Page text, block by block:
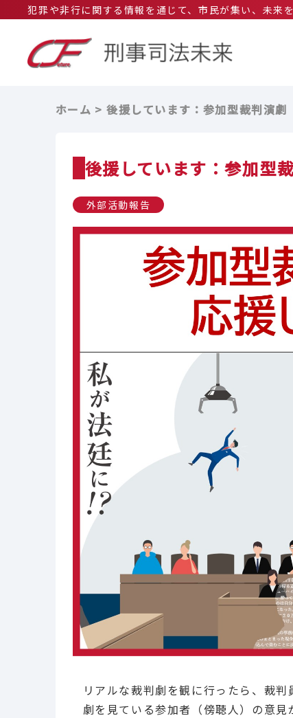
犯罪や非行に関する情報を通じて、市民が集い、未来
ホーム 後援しています：参加型裁判演劇
後援しています：参加型
外部活動報告
リアルな裁判劇を観に行ったら、裁
劇を見ている参加者（傍聴人）の意